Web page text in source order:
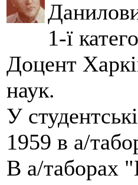
1-ї
Доцент
наук.
У
1959 в а/
В а/таборах